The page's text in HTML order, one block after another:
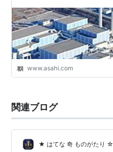
www.asahi.com
関連ブログ
★ はてな 奇 ものがたり ☆